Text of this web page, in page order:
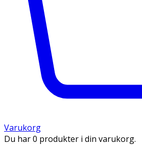
Varukorg
Du har 0 produkter i din varukorg.